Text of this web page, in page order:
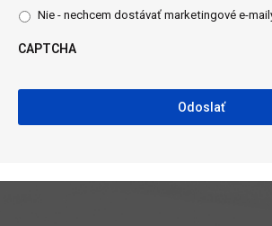
Nie - nechcem dostávať marketingové e-
CAPTCHA